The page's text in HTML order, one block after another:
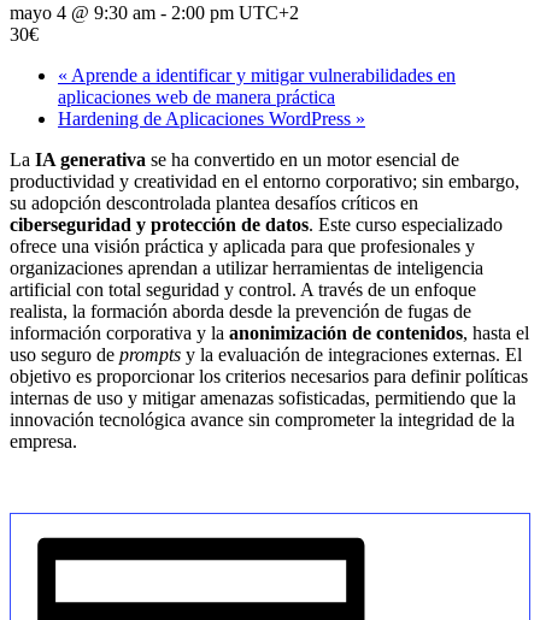
mayo 4 @ 9:30 am - 2:00 pm UTC+2
30€
« Aprende a identificar y mitigar vulnerabilidades en
aplicaciones web de manera práctica
Hardening de Aplicaciones WordPress »
La IA generativa se ha convertido en un motor esencial de
productividad y creatividad en el entorno corporativo; sin embargo,
su adopción descontrolada plantea desafíos críticos en
ciberseguridad y protección de datos. Este curso especializado
ofrece una visión práctica y aplicada para que profesionales y
organizaciones aprendan a utilizar herramientas de inteligencia
artificial con total seguridad y control. A través de un enfoque
realista, la formación aborda desde la prevención de fugas de
información corporativa y la anonimización de contenidos, hasta el
uso seguro de prompts y la evaluación de integraciones externas. El
objetivo es proporcionar los criterios necesarios para definir políticas
internas de uso y mitigar amenazas sofisticadas, permitiendo que la
innovación tecnológica avance sin comprometer la integridad de la
empresa.